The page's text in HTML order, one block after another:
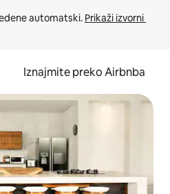
automatski. Prikaži izvorni
Iznajmite preko Airbnba